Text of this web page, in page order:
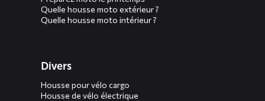
Quelle housse moto extérieur ?
Quelle housse moto intérieur ?
Divers
Housse pour vélo cargo
Housse de vélo électrique